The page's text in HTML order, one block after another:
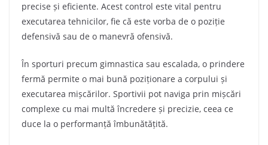
precise și eficiente. Acest control este vital pentru
executarea tehnicilor, fie că este vorba de o poziție
defensivă sau de o manevră ofensivă.
În sporturi precum gimnastica sau escalada, o prindere
fermă permite o mai bună poziționare a corpului și
executarea mișcărilor. Sportivii pot naviga prin mișcări
complexe cu mai multă încredere și precizie, ceea ce
duce la o performanță îmbunătățită.